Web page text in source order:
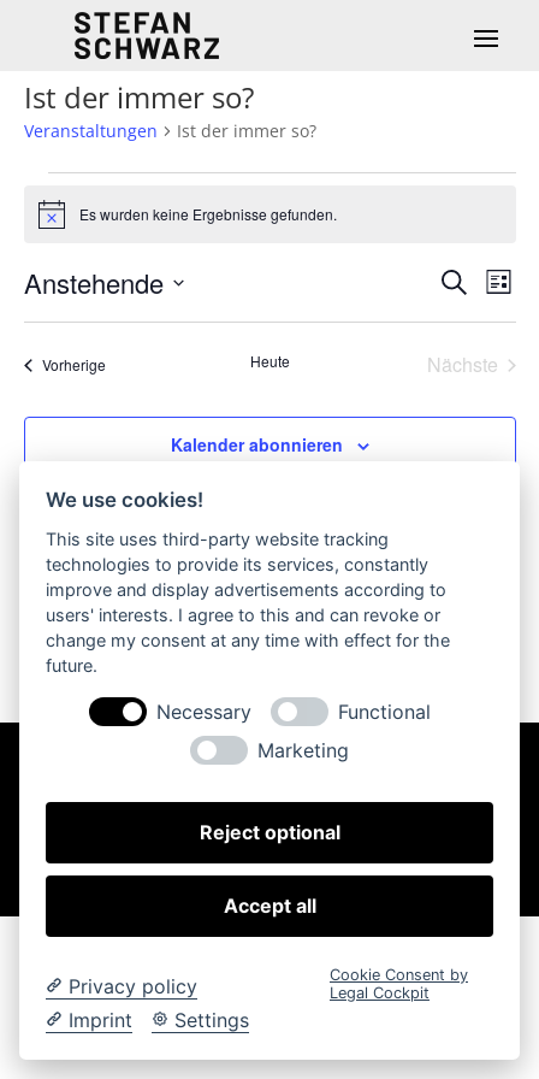
Ist der immer so?
Veranstaltungen Ist der immer so?
Veranstaltungen
HinweisEs wurden keine Ergebnisse gefunden.
Such-
SucheListe
Anstehende
VorherigeVeranstaltungen Heute
Nächste
Kalender abonnieren
Copyright © 2024 – Stefan Schwarz. Alle Rechte
Datenschutz
We use cookies!
This site uses third-party website tracking
technologies to provide its services, constantly
improve and display advertisements according to
users' interests. I agree to this and can revoke or
change my consent at any time with effect for the
future.
Necessary
Functional
Marketing
Reject optional
Accept all
Privacy policy
Imprint
Settings
Cookie Consent by
Legal Cockpit